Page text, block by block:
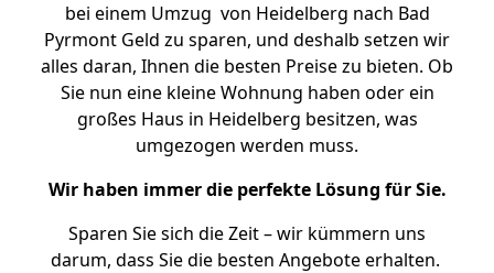
bei einem Umzug von Heidelberg nach Bad
Pyrmont Geld zu sparen, und deshalb setzen wir
alles daran, Ihnen die besten Preise zu bieten. Ob
Sie nun eine kleine Wohnung haben oder ein
großes Haus in Heidelberg besitzen, was
umgezogen werden muss.
Wir haben immer die perfekte Lösung für Sie.
Sparen Sie sich die Zeit – wir kümmern uns
darum, dass Sie die besten Angebote erhalten.